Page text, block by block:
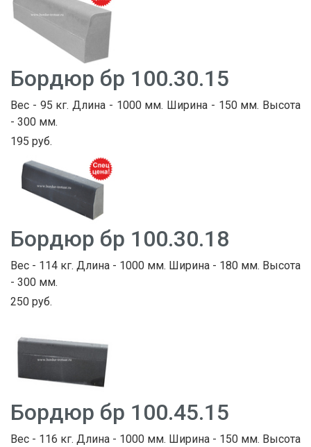
Бордюр бр 100.30.15
Вес - 95 кг. Длина - 1000 мм. Ширина - 150 мм. Высота
- 300 мм.
195 руб.
Бордюр бр 100.30.18
Вес - 114 кг. Длина - 1000 мм. Ширина - 180 мм. Высота
- 300 мм.
250 руб.
Бордюр бр 100.45.15
Вес - 116 кг. Длина - 1000 мм. Ширина - 150 мм. Высота